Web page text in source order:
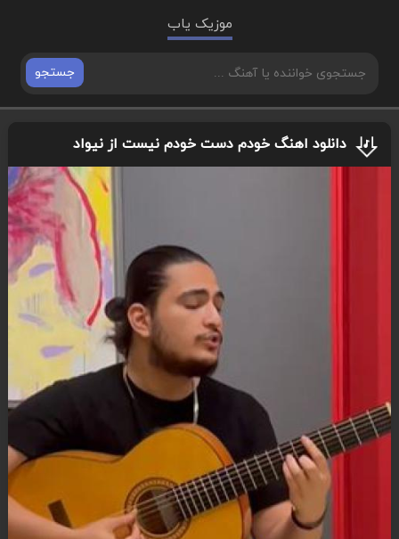
موزیک یاب
جستجو
دانلود اهنگ خودم دست خودم نیست از نیواد